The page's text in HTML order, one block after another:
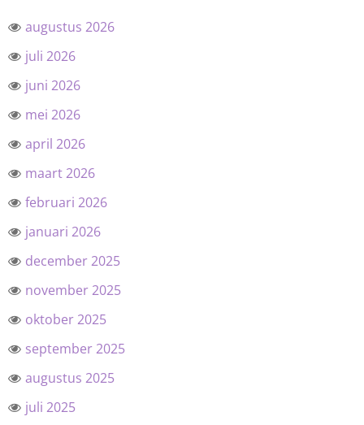
augustus 2026
juli 2026
juni 2026
mei 2026
april 2026
maart 2026
februari 2026
januari 2026
december 2025
november 2025
oktober 2025
september 2025
augustus 2025
juli 2025